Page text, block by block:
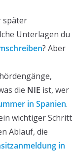
später
Unterlagen du
? Aber
die NIE ist, wer
in Spanien.
wichtiger Schritt
Ablauf, die
in